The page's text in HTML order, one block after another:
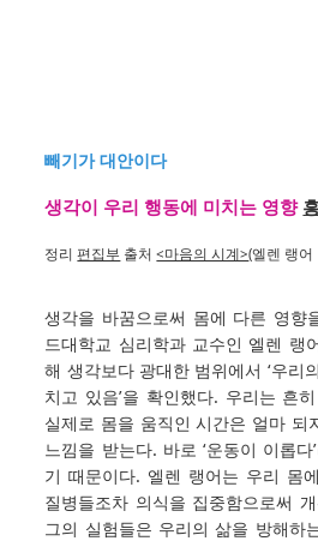
빼기가 대안이다
생각이 우리 행동에 미치는 영향
정리편집부 출처<마음의 시계>(엘렌 랭
생각을 바꿈으로써 몸에 다른 영향
드대학교 심리학과 교수인 엘렌 랭
해 생각보다 광대한 범위에서 ‘우리
치고 있음’을 확인했다. 우리는 흔
실제로 몸을 움직인 시간은 얼마 되
느낌을 받는다. 바로 ‘운동이 이롭
기 때문이다. 엘렌 랭어는 우리 몸
질병들조차 의식을 집중함으로써
그의 실험들은 우리의 삶을 방해하